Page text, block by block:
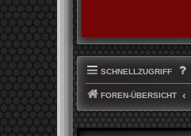
SCHNELLZUGRIFF
FOREN-ÜBERSICHT